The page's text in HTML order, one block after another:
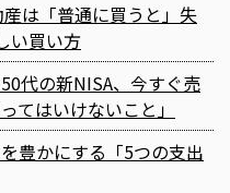
産は「普通に買うと」失
い買い方
代の新NISA、今すぐ売
てはいけないこと」
豊かにする「5つの支出